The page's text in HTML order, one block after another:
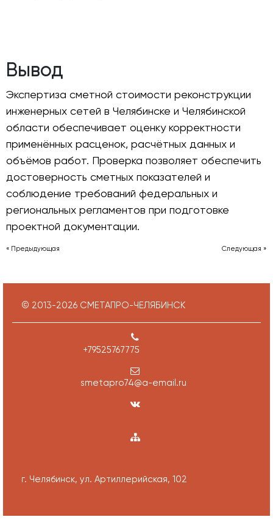
Вывод
Экспертиза сметной стоимости реконструкции
инженерных сетей в Челябинске и Челябинской
области обеспечивает оценку корректности
применённых расценок, расчётных данных и
объёмов работ. Проверка позволяет обеспечить
достоверность сметных показателей и
соблюдение требований федеральных и
региональных регламентов при подготовке
проектной документации.
Следующая »
« Предыдующая
© 2013-2026 СМЕТАПРО-ЧЕЛЯБИНСК
+79525767775
smetapro74@a-email.ru
г. Челябинск, ул. Артиллерийская, 102